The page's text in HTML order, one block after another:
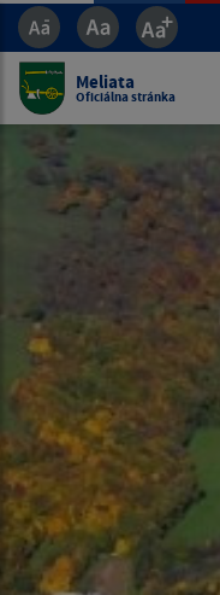
Meliata
Oficiálna stránka